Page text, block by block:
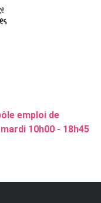
emploi de
10h00 - 18h45